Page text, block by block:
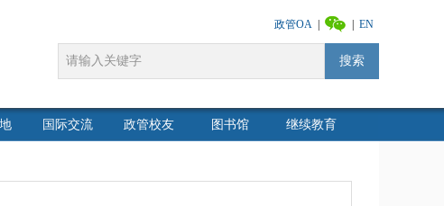
政管OA EN
搜索
国际交流 政管校友 图书馆 继续教育